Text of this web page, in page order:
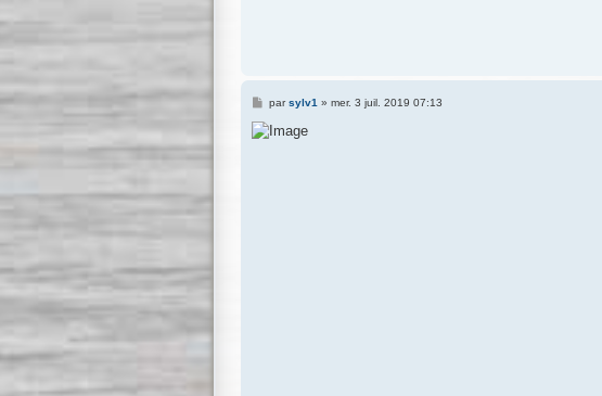
M
s
s
parsylv1 » mer. 3 juil. 2019 07:13